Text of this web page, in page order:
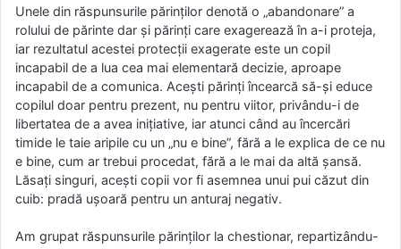
Unele din răspunsurile părinţilor denotă o „abandonare” a
rolului de părinte dar şi părinţi care exagerează în a-i proteja,
iar rezultatul acestei protecţii exagerate este un copil
incapabil de a lua cea mai elementară decizie, aproape
incapabil de a comunica. Aceşti părinţi încearcă să-şi educe
copilul doar pentru prezent, nu pentru viitor, privându-i de
libertatea de a avea iniţiative, iar atunci când au încercări
timide le taie aripile cu un „nu e bine”, fără a le explica de ce nu
e bine, cum ar trebui procedat, fără a le mai da altă şansă.
Lăsaţi singuri, aceşti copii vor fi asemnea unui pui căzut din
cuib: pradă uşoară pentru un anturaj negativ.
Am grupat răspunsurile părinţilor la chestionar, repartizându-